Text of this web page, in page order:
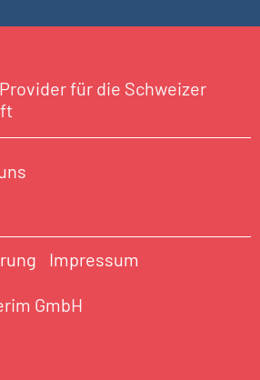
für die Schweizer
Impressum
GmbH